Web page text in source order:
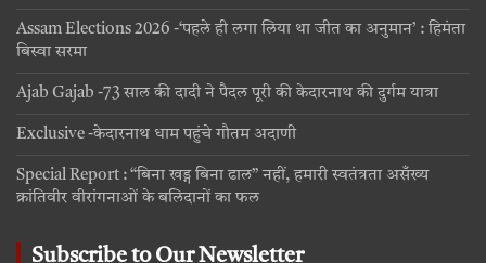
Assam Elections 2026 -‘पहले ही लगा लिया था जीत का अनुमान’ : हिमंता
बिस्वा सरमा
Ajab Gajab -73 साल की दादी ने पैदल पूरी की केदारनाथ की दुर्गम यात्रा
Exclusive -केदारनाथ धाम पहुंचे गौतम अदाणी
Special Report : “बिना खड्ग बिना ढाल” नहीं, हमारी स्वतंत्रता असँख्य
क्रांतिवीर वीरांगनाओं के बलिदानों का फल
Subscribe to Our Newsletter